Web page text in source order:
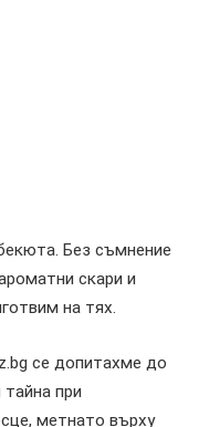
Без съмнение
скари и
на тях.
се допитахме до
при
метнато върху